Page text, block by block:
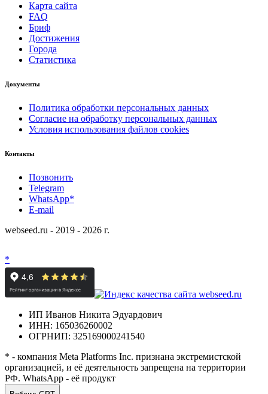
Карта сайта
FAQ
Бриф
Достижения
Города
Статистика
Документы
Политика обработки персональных данных
Согласие на обработку персональных данных
Условия использования файлов cookies
Контакты
Позвонить
Telegram
WhatsApp*
E-mail
webseed.ru - 2019 - 2026 г.
*
ИП Иванов Никита Эдуардович
ИНН: 165036260002
ОГРНИП: 325169000241540
* - компания Meta Platforms Inc. признана экстремистской
организацией, и её деятельность запрещена на территории
РФ. WhatsApp - её продукт